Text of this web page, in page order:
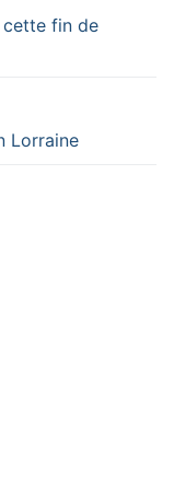
cette fin de
Lorraine